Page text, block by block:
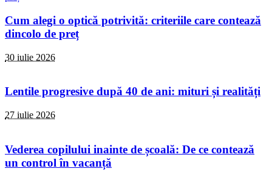
Cum alegi o optică potrivită: criteriile care contează
dincolo de preț
30 iulie 2026
Lentile progresive după 40 de ani: mituri și realități
27 iulie 2026
Vederea copilului inainte de școală: De ce contează
un control în vacanță